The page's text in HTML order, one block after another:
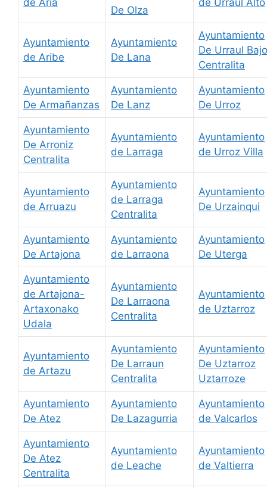
De Olza
Ayuntamiento
de Aribe
Ayuntamiento
De Lana
Ayuntamiento
De Urraul Bajo
Centralita
Ayuntamiento
De Armañanzas
Ayuntamiento
De Lanz
Ayuntamiento
De Urroz
Ayuntamiento
De Arroniz
Centralita
Ayuntamiento
de Larraga
Ayuntamiento
de Urroz Villa
Ayuntamiento
de Arruazu
Ayuntamiento
de Larraga
Centralita
Ayuntamiento
De Urzainqui
Ayuntamiento
De Artajona
Ayuntamiento
de Larraona
Ayuntamiento
De Uterga
Ayuntamiento
de Artajona-
Artaxonako
Udala
Ayuntamiento
De Larraona
Centralita
Ayuntamiento
de Uztarroz
Ayuntamiento
de Artazu
Ayuntamiento
De Larraun
Centralita
Ayuntamiento
De Uztarroz
Uztarroze
Ayuntamiento
De Atez
Ayuntamiento
De Lazagurria
Ayuntamiento
de Valcarlos
Ayuntamiento
De Atez
Centralita
Ayuntamiento
de Leache
Ayuntamiento
de Valtierra